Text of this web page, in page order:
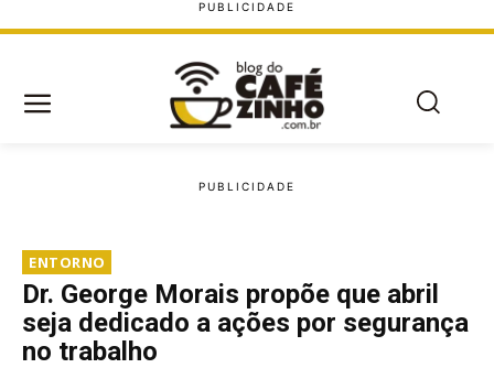
ENTORNO
Dr. George Morais propõe que abril
seja dedicado a ações por segurança
no trabalho